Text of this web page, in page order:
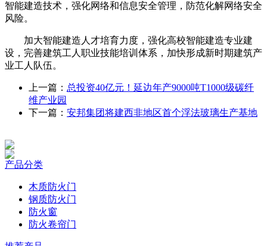
智能建造技术，强化网络和信息安全管理，防范化解网络安全
风险。
加大智能建造人才培育力度，强化高校智能建造专业建
设，完善建筑工人职业技能培训体系，加快形成新时期建筑产
业工人队伍。
上一篇： 总投资40亿元！延边年产9000吨T1000级碳纤
维产业园
下一篇： 安邦集团将建西非地区首个浮法玻璃生产基地
产品分类
木质防火门
钢质防火门
防火窗
防火卷帘门